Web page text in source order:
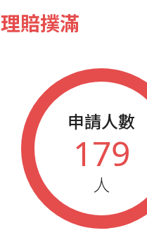
理賠撲滿
申請人數
179
人